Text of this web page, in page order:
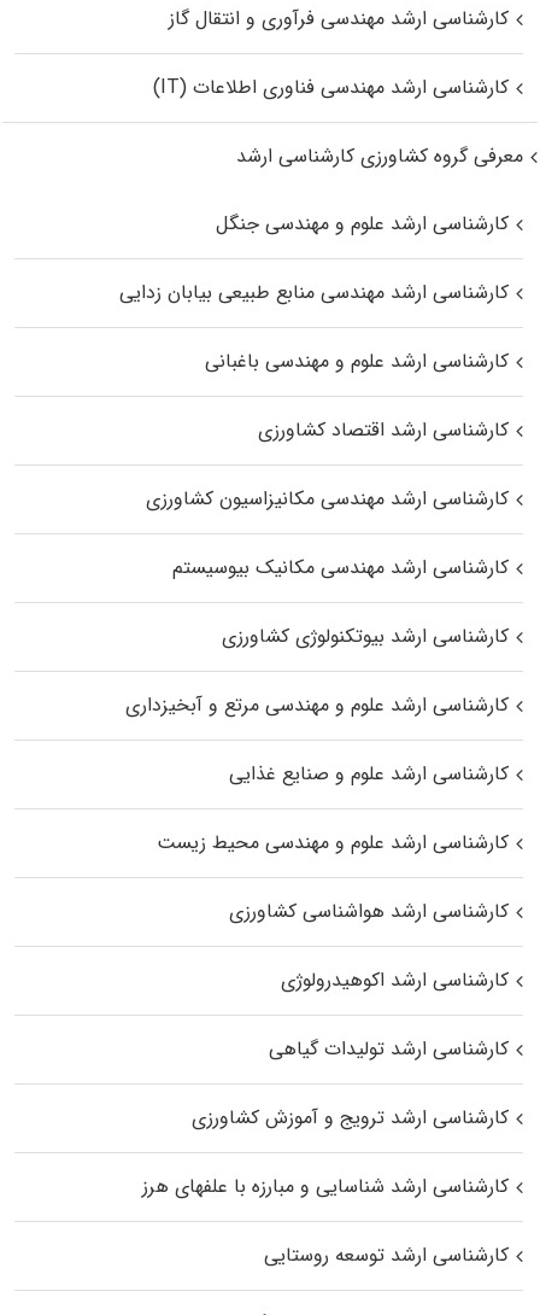
کارشناسی ارشد مهندسی فرآوری و انتقال گاز
کارشناسی ارشد مهندسی فناوری اطلاعات (IT)
معرفی گروه کشاورزی کارشناسی ارشد
کارشناسی ارشد علوم و مهندسی جنگل
کارشناسی ارشد مهندسی منابع طبیعی بیابان زدایی
کارشناسی ارشد علوم و مهندسی باغبانی
کارشناسی ارشد اقتصاد کشاورزی
کارشناسی ارشد مهندسی مکانیزاسیون کشاورزی
کارشناسی ارشد مهندسی مکانیک بیوسیستم
کارشناسی ارشد بیوتکنولوژی کشاورزی
کارشناسی ارشد علوم و مهندسی مرتع و آبخیزداری
کارشناسی ارشد علوم و صنایع غذایی
کارشناسی ارشد علوم و مهندسی محیط زیست
کارشناسی ارشد هواشناسی کشاورزی
کارشناسی ارشد اکوهیدرولوژی
کارشناسی ارشد تولیدات گیاهی
کارشناسی ارشد ترویج و آموزش کشاورزی
کارشناسی ارشد شناسایی و مبارزه با علفهای هرز
کارشناسی ارشد توسعه روستایی